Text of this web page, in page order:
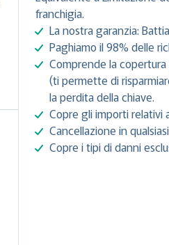
franchigia.
La nostra garanzia:
Paghiamo il 98% delle
Comprende la
(ti permette di
la perdita della chiave.
Copre gli importi relativi
Cancellazione in
Copre i tipi di danni